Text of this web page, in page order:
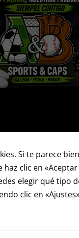
Si te parece
haz clic en
elegir qué tipo
clic en